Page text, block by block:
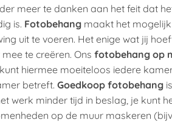
meer te danken aan het feit dat
is. Fotobehang maakt het
uit te voeren. Het enige wat jij
te creëren. Ons fotobehang op
hiermee moeiteloos iedere
betreft. Goedkoop fotobehang
werk minder tijd in beslag, je kunt
op de muur maskeren